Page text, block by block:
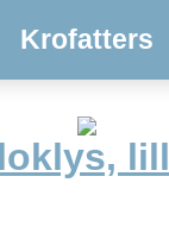
Krofatters